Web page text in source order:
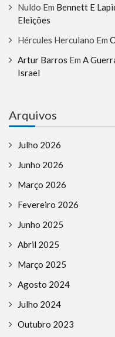
Nuldo Em Bennett E
Eleições
Hércules Herculano Em
Artur Barros Em A
Israel
Arquivos
Julho 2026
Junho 2026
Março 2026
Fevereiro 2026
Junho 2025
Abril 2025
Março 2025
Agosto 2024
Julho 2024
Outubro 2023